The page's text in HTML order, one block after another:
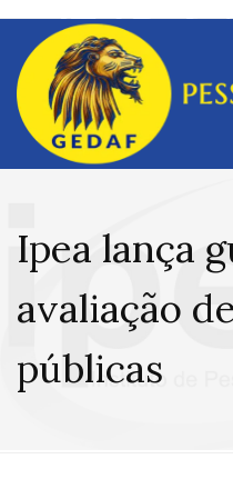
Ipea lança
avaliação
públicas